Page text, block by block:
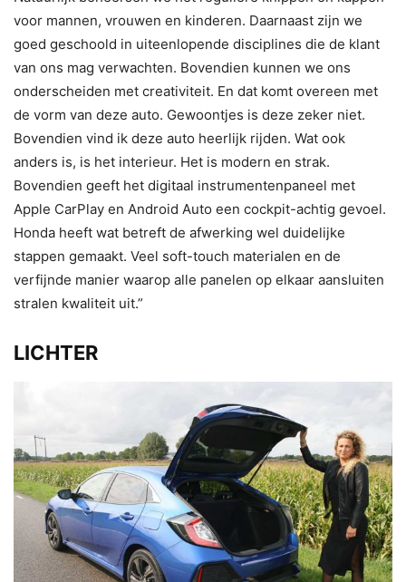
voor mannen, vrouwen en kinderen. Daarnaast zijn we
goed geschoold in uiteenlopende disciplines die de klant
van ons mag verwachten. Bovendien kunnen we ons
onderscheiden met creativiteit. En dat komt overeen met
de vorm van deze auto. Gewoontjes is deze zeker niet.
Bovendien vind ik deze auto heerlijk rijden. Wat ook
anders is, is het interieur. Het is modern en strak.
Bovendien geeft het digitaal instrumentenpaneel met
Apple CarPlay en Android Auto een cockpit-achtig gevoel.
Honda heeft wat betreft de afwerking wel duidelijke
stappen gemaakt. Veel soft-touch materialen en de
verfijnde manier waarop alle panelen op elkaar aansluiten
stralen kwaliteit uit.”
LICHTER